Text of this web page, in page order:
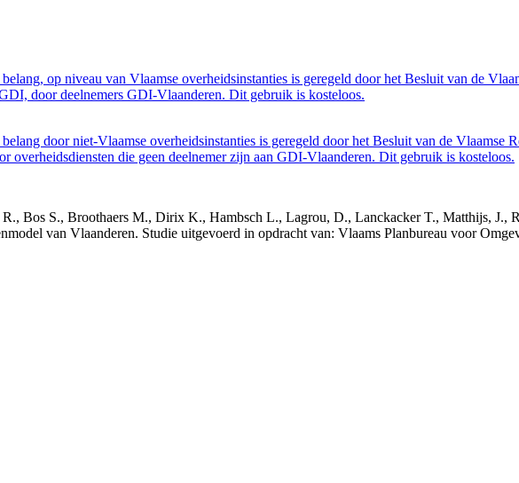
op niveau van Vlaamse overheidsinstanties is geregeld door het Besluit van de
door deelnemers GDI-Vlaanderen. Dit gebruik is kosteloos.
door niet-Vlaamse overheidsinstanties is geregeld door het Besluit van de Vlaamse
overheidsdiensten die geen deelnemer zijn aan GDI-Vlaanderen. Dit gebruik is kosteloos.
Bos S., Broothaers M., Dirix K., Hambsch L., Lagrou, D., Lanckacker T., Matthijs, J.,
van Vlaanderen. Studie uitgevoerd in opdracht van: Vlaams Planbureau voor